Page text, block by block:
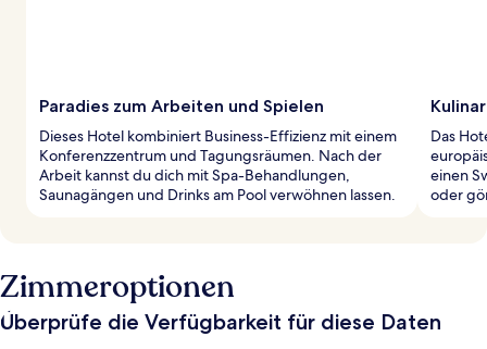
Paradies zum Arbeiten und Spielen
Dieses Hotel kombiniert Business-Effizienz mit einem
Konferenzzentrum und Tagungsräumen. Nach der
Arbeit kannst du dich mit Spa-Behandlungen,
Saunagängen und Drinks am Pool verwöhnen lassen.
Das
einen
oder
Zimmeroptionen
Überprüfe die Verfügbarkeit für diese Daten